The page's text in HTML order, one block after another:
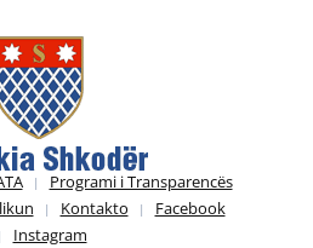
Programi i Transparencës
Kontakto
Facebook
Instagram